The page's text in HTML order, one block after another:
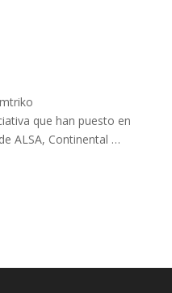
que han puesto en
ALSA, Continental …